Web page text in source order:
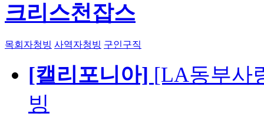
크리스천잡스
목회자청빙 사역자청빙 구인구직
[캘리포니아] [LA동부사
빙